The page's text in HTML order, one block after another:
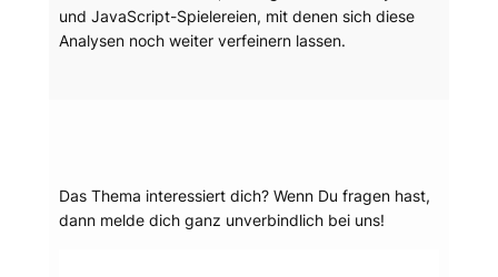
und JavaScript-Spielereien, mit denen sich diese
Analysen noch weiter verfeinern lassen.
Das Thema interessiert dich? Wenn Du fragen hast,
dann melde dich ganz unverbindlich bei uns!